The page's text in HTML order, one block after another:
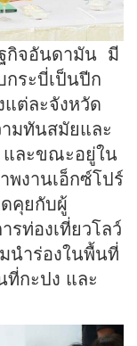
กิจอันดามัน มี
กระบี่เป็นปีก
ต่ละจังหวัด
มทันสมัยและ
และขณะอยู่ใน
พงานเอ็กซ์โปร์
คุยกับผู้
รท่องเที่ยวโลว์
นำร่องในพื้นที่
ที่กะปง และ